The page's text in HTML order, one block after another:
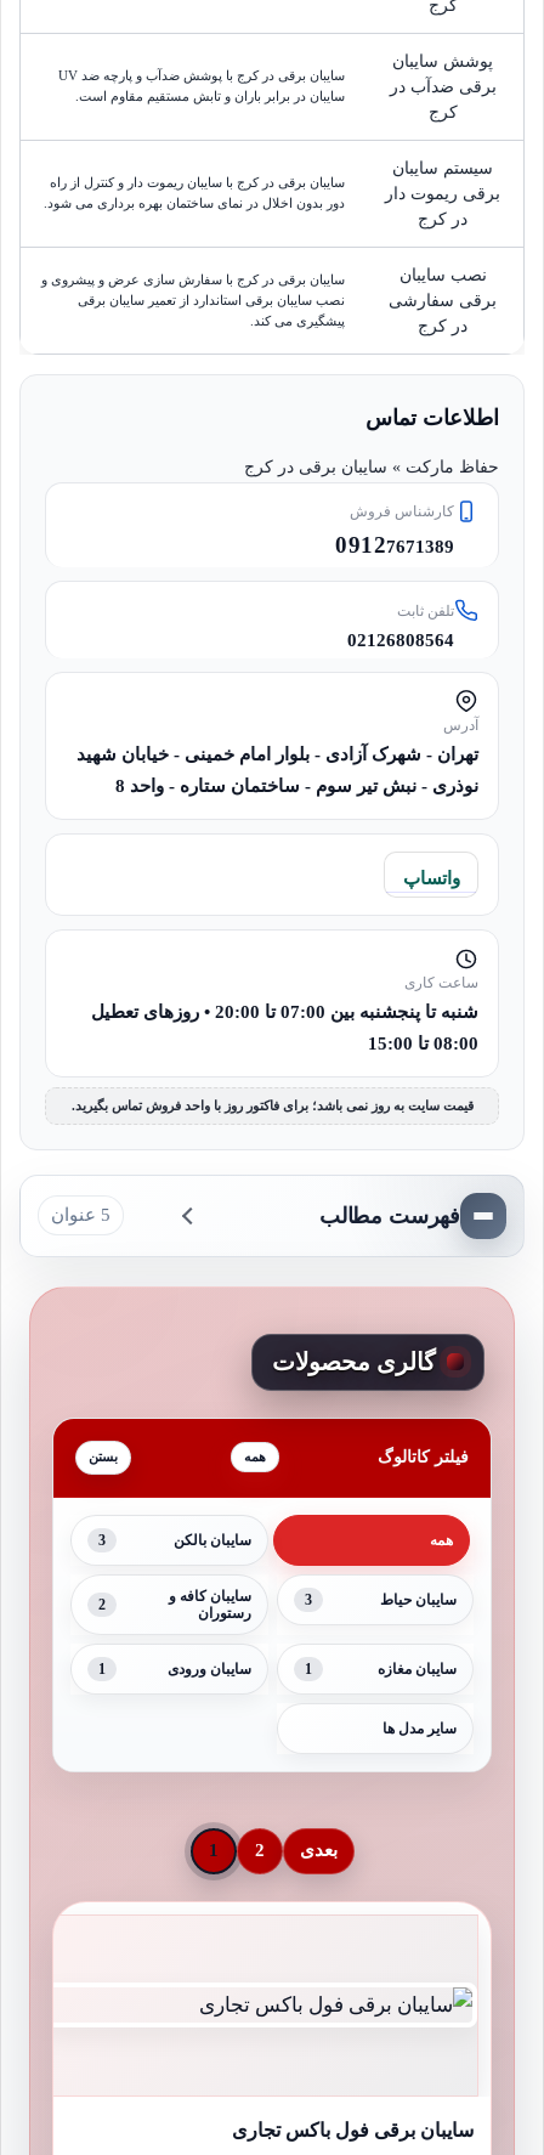
کرج
پوشش سایبان
برقی ضدآب در
کرج
سایبان برقی در کرج با پوشش ضدآب و پارچه ضد UV
سایبان در برابر باران و تابش مستقیم مقاوم است.
سیستم سایبان
برقی ریموت دار
در کرج
سایبان برقی در کرج با سایبان ریموت دار و کنترل از راه
دور بدون اخلال در نمای ساختمان بهره برداری می شود.
نصب سایبان
برقی سفارشی
در کرج
سایبان برقی در کرج با سفارش سازی عرض و پیشروی و
نصب سایبان برقی استاندارد از تعمیر سایبان برقی
پیشگیری می کند.
اطلاعات تماس
حفاظ مارکت » سایبان برقی در کرج
کارشناس فروش
09127671389
تلفن ثابت
02126808564
آدرس
تهران - شهرک آزادی - بلوار امام خمینی - خیابان شهید
نوذری - نبش تیر سوم - ساختمان ستاره - واحد 8
واتساپ
ساعت کاری
شنبه تا پنجشنبه بین 07:00 تا 20:00 • روزهای تعطیل
08:00 تا 15:00
قیمت سایت به روز نمی باشد؛ برای فاکتور روز با واحد فروش تماس بگیرید.
فهرست مطالب 5 عنوان
گالری محصولات
فیلتر کاتالوگ همه
همه سایبان بالکن 3
سایبان حیاط 3
سایبان کافه و
رستوران
2
سایبان مغازه 1 سایبان ورودی 1
سایر مدل ها
1 2 بعدی
سایبان برقی فول باکس تجاری